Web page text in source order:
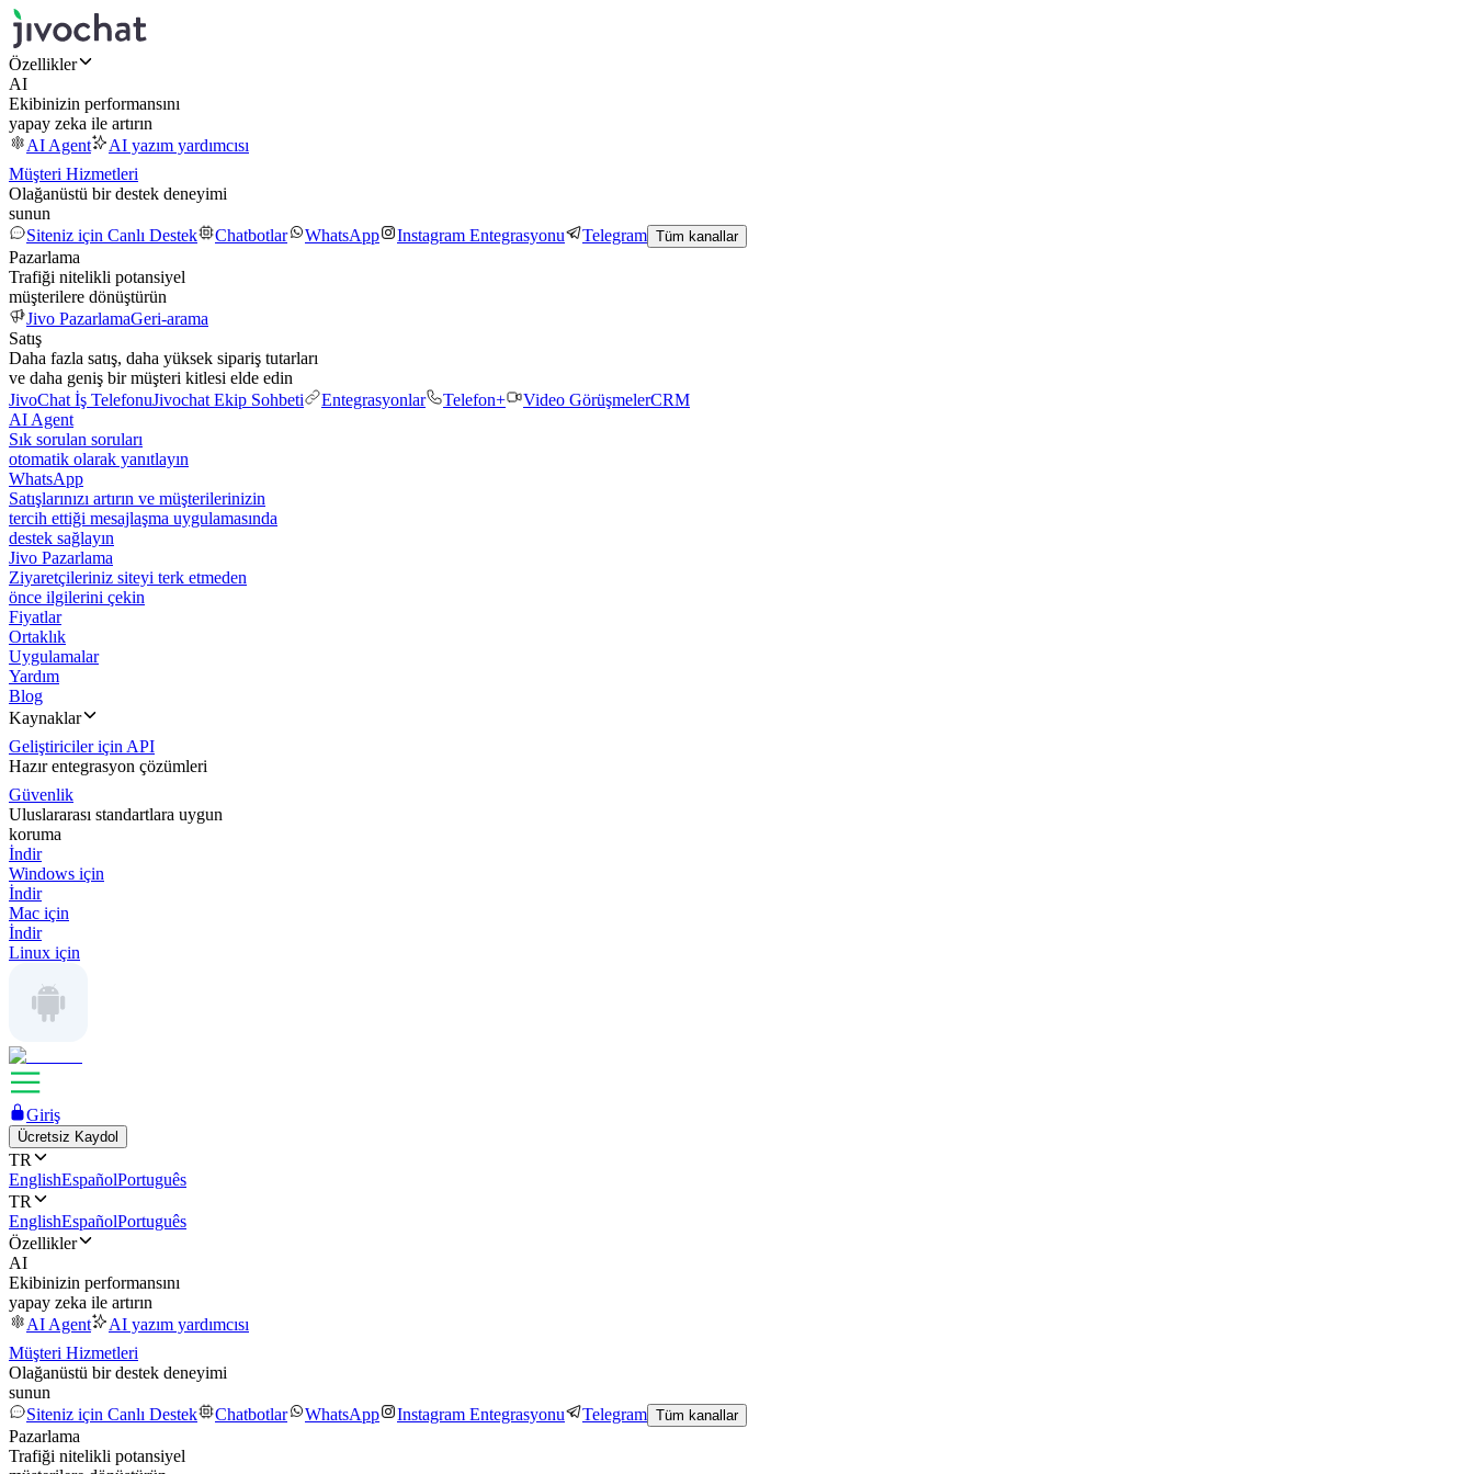
Özellikler
AI
Ekibinizin performansını
yapay zeka ile artırın
AI Agent
AI yazım yardımcısı
Müşteri Hizmetleri
Olağanüstü bir destek deneyimi
sunun
Siteniz için Canlı Destek
Chatbotlar WhatsApp Instagram Entegrasyonu Telegram Tüm kanallar
Pazarlama
Trafiği nitelikli potansiyel
müşterilere dönüştürün
Jivo PazarlamaGeri-arama
Satış
Daha fazla satış, daha yüksek sipariş tutarları
ve daha geniş bir müşteri kitlesi elde edin
JivoChat İş TelefonuJivochat Ekip Sohbeti Entegrasyonlar Telefon+ Video GörüşmelerCRM
AI Agent
Sık sorulan soruları
otomatik olarak yanıtlayın
WhatsApp
Satışlarınızı artırın ve müşterilerinizin
tercih ettiği mesajlaşma uygulamasında
destek sağlayın
Jivo Pazarlama
Ziyaretçileriniz siteyi terk etmeden
önce ilgilerini çekin
Fiyatlar
Ortaklık
Uygulamalar
Yardım
Blog
Kaynaklar
Geliştiriciler için API
Hazır entegrasyon çözümleri
Güvenlik
Uluslararası standartlara uygun
koruma
İndir
Windows için
İndir
Mac için
İndir
Linux için
Giriş
Ücretsiz Kaydol
TR
EnglishEspañolPortuguês
TR
EnglishEspañolPortuguês
Özellikler
AI
Ekibinizin performansını
yapay zeka ile artırın
AI Agent
AI yazım yardımcısı
Müşteri Hizmetleri
Olağanüstü bir destek deneyimi
sunun
Siteniz için Canlı Destek
Chatbotlar WhatsApp Instagram Entegrasyonu Telegram Tüm kanallar
Pazarlama
Trafiği nitelikli potansiyel